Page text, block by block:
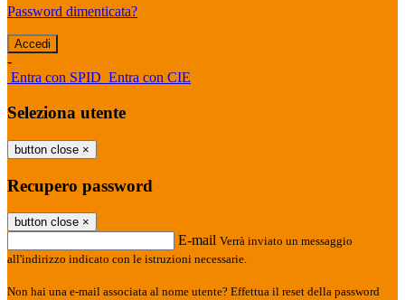
Password dimenticata?
-
Entra con SPID Entra con CIE
Seleziona utente
button close ×
Recupero password
button close ×
E-mail Verrà inviato un messaggio
all'indirizzo indicato con le istruzioni necessarie.
Non hai una e-mail associata al nome utente? Effettua il reset della password